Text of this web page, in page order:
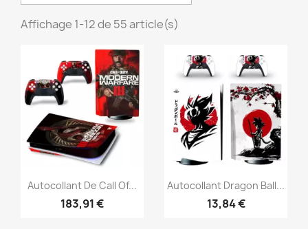
Affichage 1-12 de 55 article(s)
Aperçu rapide
Autocollant De Call Of...
183,91 €
Aperçu rapide
Autocollant Dragon Ball...
13,84 €